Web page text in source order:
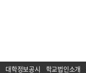
대학정보공시 학교법인소개